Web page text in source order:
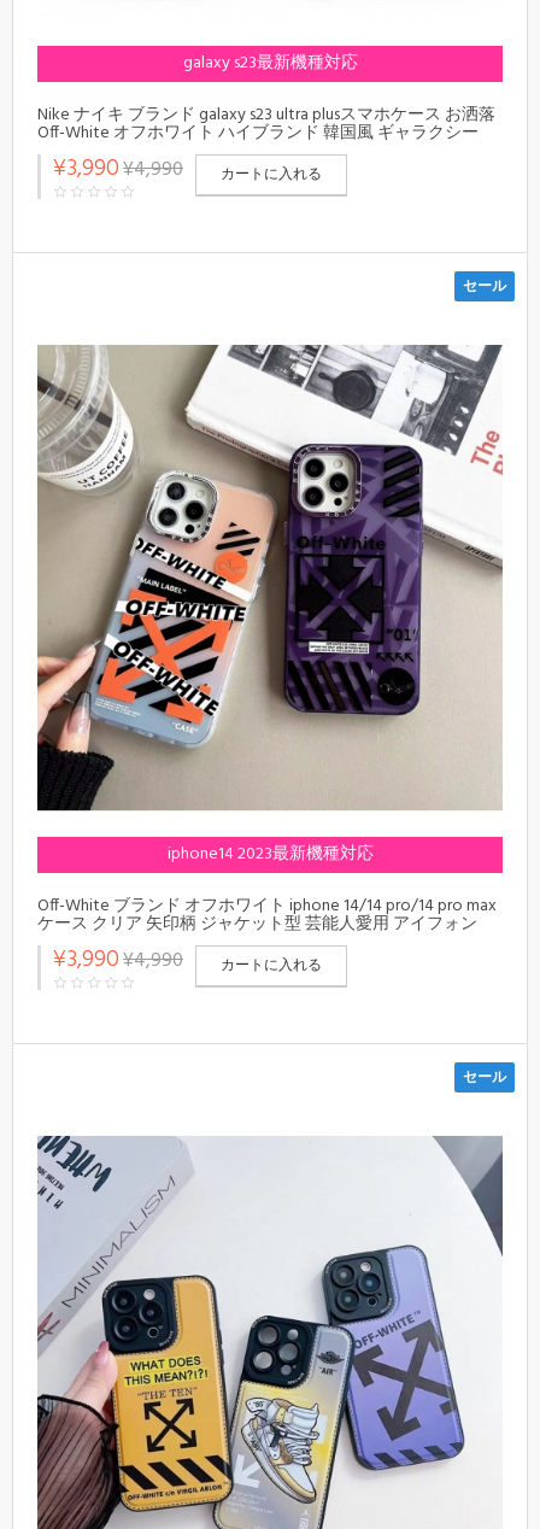
galaxy s23最新機種対応
Nike ナイキ ブランド galaxy s23 ultra plusスマホケース お洒落
Off-White オフホワイト ハイブランド 韓国風 ギャラクシー
s23 ultra s23 plusケース Jordan ジョーダン レディースメンズ激
安おしゃれgalaxy s23 s22 s21 plus ultra サムソンnote20ケース
コピー 保護 モノグラム 男女通用
¥3,990¥4,990 カートに入れる
セール
iphone14 2023最新機種対応
Off-White ブランド オフホワイト iphone 14/14 pro/14 pro max
ケース クリア 矢印柄 ジャケット型 芸能人愛用 アイフォン
14/13/12/11カバー ファッション メンズ レディース
¥3,990¥4,990 カートに入れる
セール